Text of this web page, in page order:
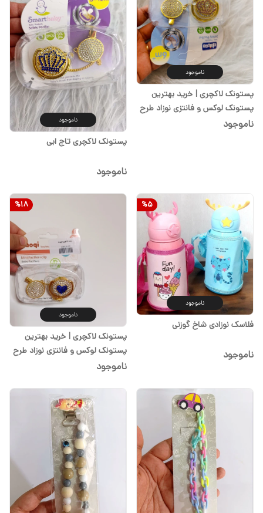
ناموجود
پستونک لاکچری | خرید بهترین
پستونک لوکس و فانتزی نوزاد طرح
ناموجود ناموجود
پستونک لاکچری تاج ابی
ناموجود
%5
ناموجود
فلاسک نوزادی شاخ گوزنی
ناموجود
%18
ناموجود
پستونک لاکچری | خرید بهترین
پستونک لوکس و فانتزی نوزاد طرح
قلبی آبی
ناموجود